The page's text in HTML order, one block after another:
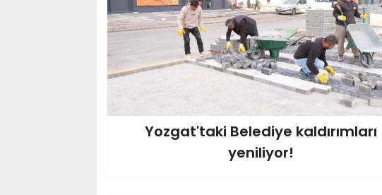
Yozgat'taki Belediye kaldırımları
yeniliyor!